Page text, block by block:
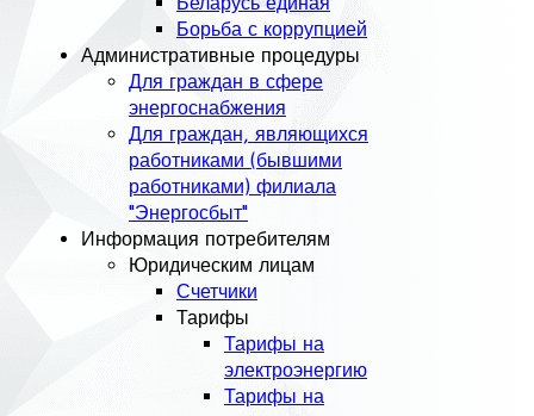
Борьба с коррупцией
Административные процедуры
Для граждан в сфере
энергоснабжения
Для граждан, являющихся
работниками (бывшими
работниками) филиала
"Энергосбыт"
Информация потребителям
Юридическим лицам
Счетчики
Тарифы
Тарифы на
электроэнергию
Тарифы на